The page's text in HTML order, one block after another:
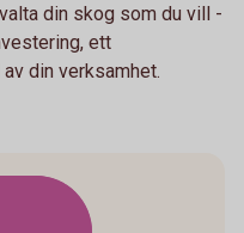
din skog som du vill -
ett
din verksamhet.